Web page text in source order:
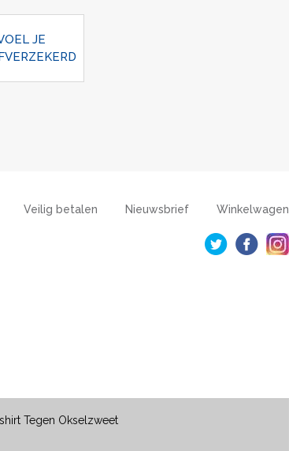
JE
Veilig betalen Nieuwsbrief Winkelwagen
Tegen Okselzweet